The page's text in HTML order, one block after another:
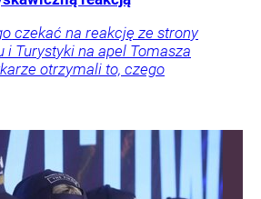
czekać na reakcję ze strony
Turystyki na apel Tomasza
otrzymali to, czego